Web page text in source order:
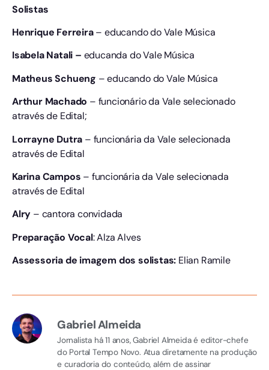
Solistas
Henrique Ferreira– educando do Vale Música
Isabela Natali – educanda do Vale Música
Matheus Schueng – educando do Vale Música
Arthur Machado – funcionário da Vale selecionado
através de Edital;
Lorrayne Dutra – funcionária da Vale selecionada
através de Edital
Karina Campos – funcionária da Vale selecionada
através de Edital
Alry – cantora convidada
Preparação Vocal: Alza Alves
Assessoria de imagem dos solistas: Elian Ramile
Gabriel Almeida
Jornalista há 11 anos, Gabriel Almeida é editor-chefe
do Portal Tempo Novo. Atua diretamente na produção
e curadoria do conteúdo, além de assinar